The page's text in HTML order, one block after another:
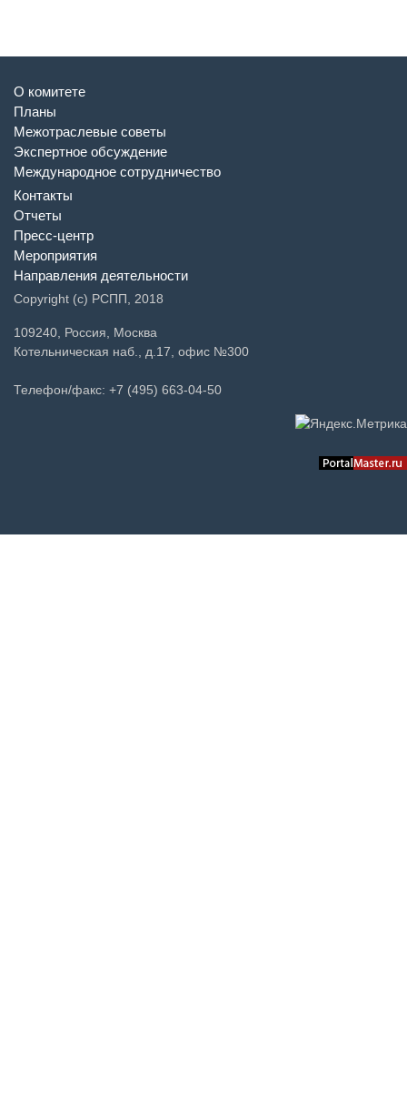
О комитете
Планы
Межотраслевые советы
Экспертное обсуждение
Международное сотрудничество
Контакты
Отчеты
Пресс-центр
Мероприятия
Направления деятельности
Copyright (c) РСПП, 2018
109240, Россия, Москва
Котельническая наб., д.17, офис №300
Телефон/факс: +7 (495) 663-04-50